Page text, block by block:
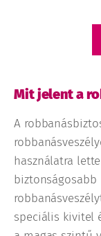
Mit jelent a
A
használatra
speciális kivitel